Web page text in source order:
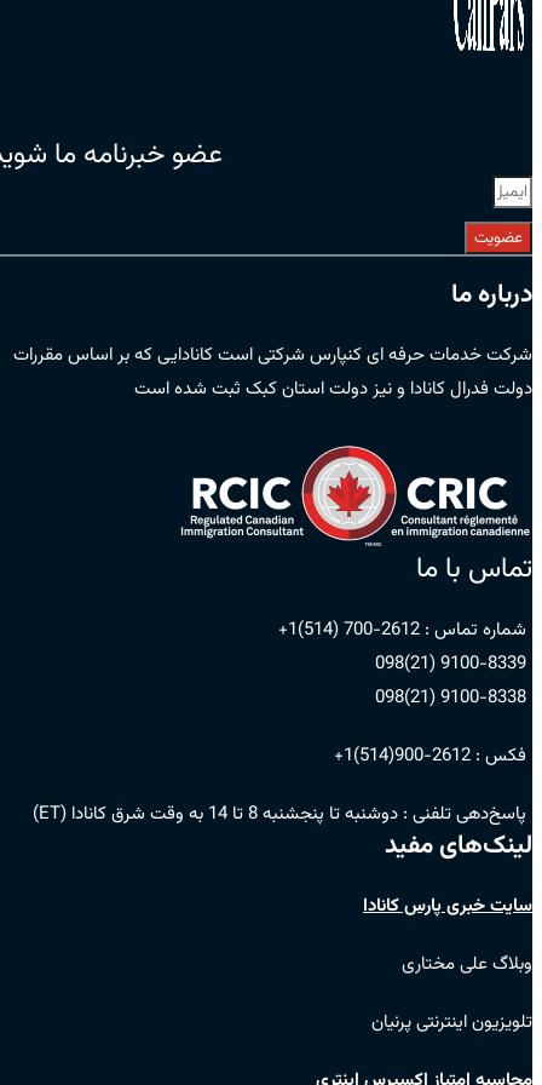
عضو خبرنامه ما شوید
عضویت
درباره ما
شرکت خدمات حرفه ای کنپارس شرکتی است کانادایی که بر اساس مقررات
دولت فدرال کانادا و نیز دولت استان کبک ثبت شده است
تماس با ما
شماره تماس : 2612-700 (514)1+
9100-8339 (21)098
9100-8338 (21)098
فکس : 2612-900(514)1+
پاسخ‌دهی تلفنی : دوشنبه تا پنجشنبه 8 تا 14 به وقت شرق کانادا (ET)
لینک‌های مفید
سایت خبری پارس کانادا
وبلاگ علی مختاری
تلویزیون اینترنتی پرنیان